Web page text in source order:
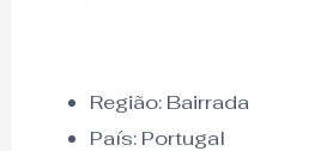
Região: Bairrada
País: Portugal